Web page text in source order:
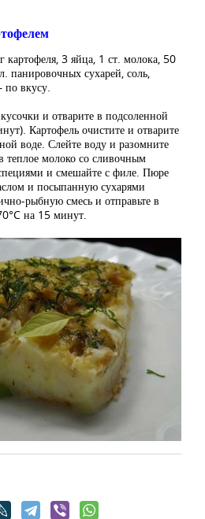
3 яйца, 1 ст. молока, 50
панировочных сухарей, соль,
по вкусу.
и отварите в подсоленной
Картофель очистите и отварите
воде. Слейте воду и разомните
теплое молоко со сливочным
и смешайте с филе. Пюре
и посыпанную сухарями
рыбную смесь и отправьте в
на 15 минут.